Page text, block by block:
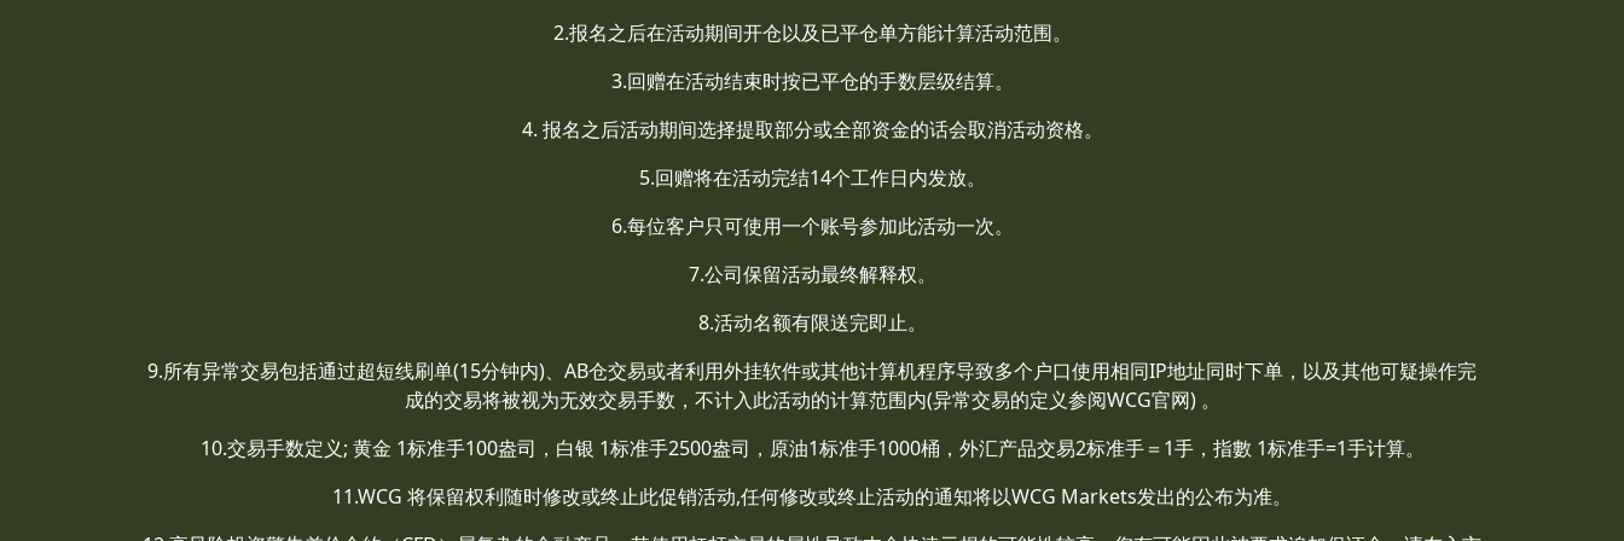
2.报名之后在活动期间开仓以及已平仓单方能计算活动范围。
3.回赠在活动结束时按已平仓的手数层级结算。
4. 报名之后活动期间选择提取部分或全部资金的话会取消活动资格。
5.回赠将在活动完结14个工作日内发放。
6.每位客户只可使用一个账号参加此活动一次。
7.公司保留活动最终解释权。
8.活动名额有限送完即止。
9.所有异常交易包括通过超短线刷单(15分钟内)、AB仓交易或者利用外挂软件或其他计算机程序导致多个户口使用相同IP地址同时下单，以及其他可疑操作完
成的交易将被视为无效交易手数，不计入此活动的计算范围内(异常交易的定义参阅WCG官网) 。
10.交易手数定义; 黄金 1标准手100盎司，白银 1标准手2500盎司，原油1标准手1000桶，外汇产品交易2标准手＝1手，指數 1标准手=1手计算。
11.WCG 将保留权利随时修改或终止此促销活动,任何修改或终止活动的通知将以WCG Markets发出的公布为准。